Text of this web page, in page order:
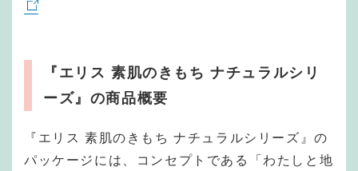
『エリス 素肌のきもち ナチュラルシリ
ーズ』の商品概要
『エリス 素肌のきもち ナチュラルシリーズ』の
パッケージには、コンセプトである「わたしと地